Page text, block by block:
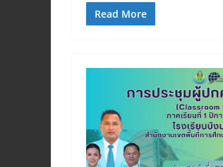
Read More